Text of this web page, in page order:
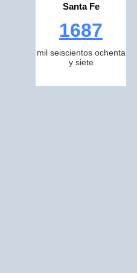
Santa Fe
1687
mil seiscientos ochenta
y siete